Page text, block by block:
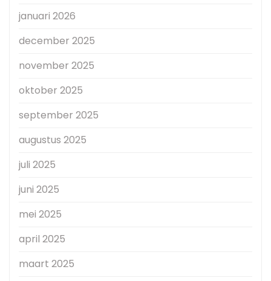
januari 2026
december 2025
november 2025
oktober 2025
september 2025
augustus 2025
juli 2025
juni 2025
mei 2025
april 2025
maart 2025